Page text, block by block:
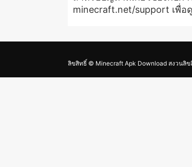
minecraft.net/support เพื่อ
ลิขสิทธิ์ © Minecraft Apk Download สงวนลิข